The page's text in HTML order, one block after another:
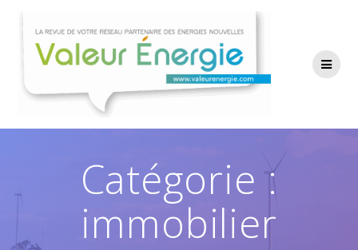
contenu
Catégorie :
immobilier